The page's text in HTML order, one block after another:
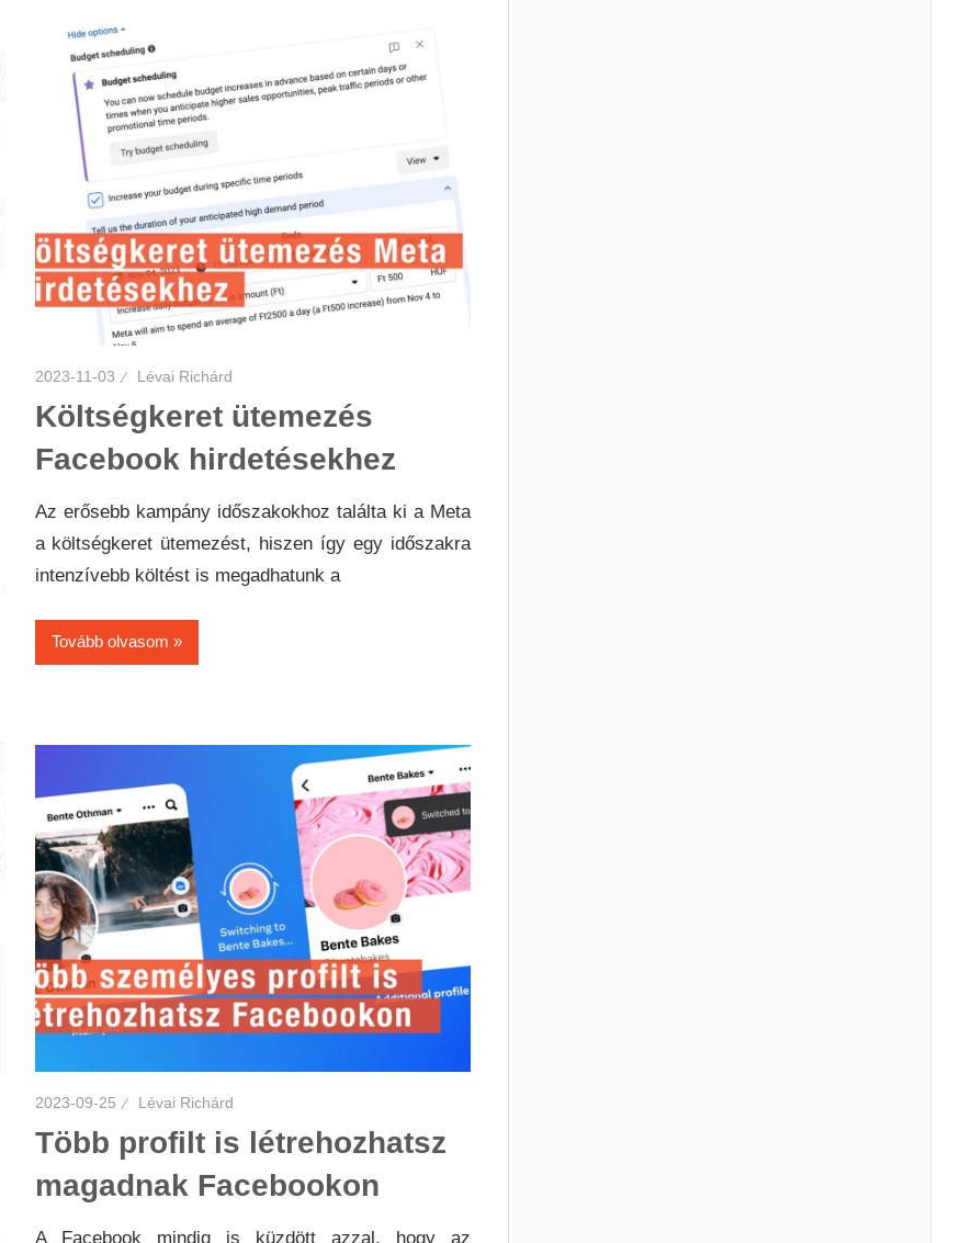
2023-11-03 Lévai Richárd
Költségkeret ütemezés
Facebook hirdetésekhez
Az erősebb kampány időszakokhoz találta ki a Meta
a költségkeret ütemezést, hiszen így egy időszakra
intenzívebb költést is megadhatunk a
Tovább olvasom
2023-09-25 Lévai Richárd
Több profilt is létrehozhatsz
magadnak Facebookon
A Facebook mindig is küzdött azzal, hogy az